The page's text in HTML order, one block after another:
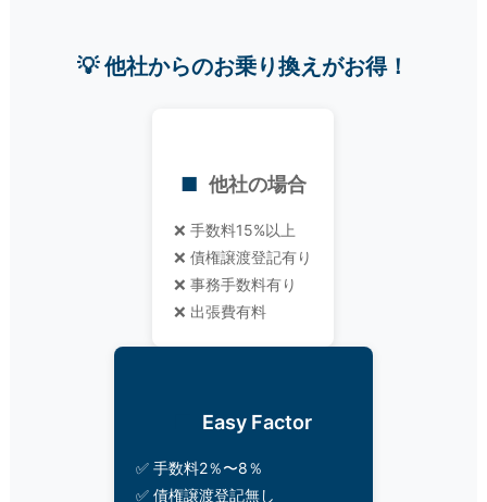
💡 他社からのお乗り換えがお得！
他社の場合
❌ 手数料15%以上
❌ 債権譲渡登記有り
❌ 事務手数料有り
❌ 出張費有料
Easy Factor
✅ 手数料2％〜8％
✅ 債権譲渡登記無し
電話受付時間 平日9:00～19:00
最短60分で振込
ちら